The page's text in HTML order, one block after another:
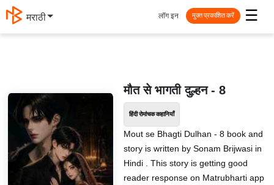
मराठी ☰
लॉग इन मुक्त प्रकाशित करें
मौत से भागती दुल्हन - 8
हिंदी रोमांचक कहानियाँ
Mout se Bhagti Dulhan - 8 book and
story is written by Sonam Brijwasi in
Hindi . This story is getting good
reader response on Matrubharti app